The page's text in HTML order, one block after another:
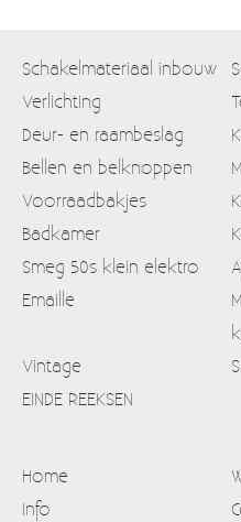
Schakelmateriaal inbouw
Verlichting
Deur- en raambeslag
Bellen en belknoppen
Voorraadbakjes
Badkamer
Smeg 50s klein elektro
Emaille
Vintage
EINDE REEKSEN
Home
Info